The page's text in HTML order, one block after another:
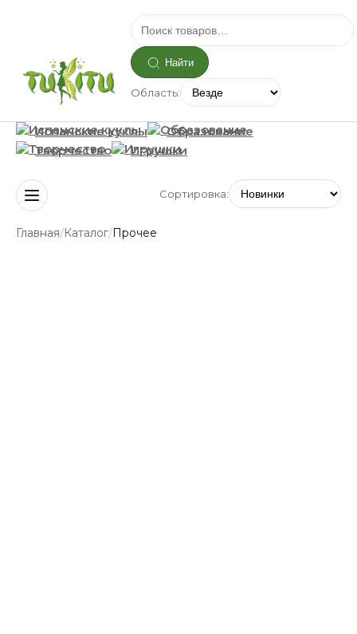
Найти
Область:
Испанские куклы
Образование
Творчество
Игрушки
Сортировка:
Главная/Каталог/Прочее